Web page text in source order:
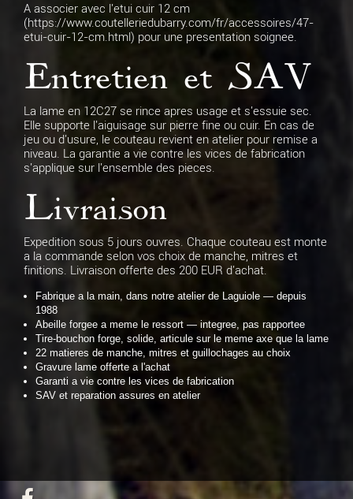
A associer avec l'etui cuir 12 cm
(https://www.coutelleriedubarry.com/fr/accessoires/47-
etui-cuir-12-cm.html) pour une presentation soignee.
Entretien et SAV
La lame en 12C27 se rince apres usage et s'essuie sec.
Elle supporte l'aiguisage sur pierre fine ou cuir. En cas de
jeu ou d'usure, le couteau revient en atelier pour remise a
niveau. La garantie a vie contre les vices de fabrication
s'applique sur l'ensemble des pieces.
Livraison
Expedition sous 5 jours ouvres. Chaque couteau est monte
a la commande selon vos choix de manche, mitres et
finitions. Livraison offerte des 200 EUR d'achat.
Fabrique a la main, dans notre atelier de Laguiole — depuis
1988
Abeille forgee a meme le ressort — integree, pas rapportee
Tire-bouchon forge, solide, articule sur le meme axe que la lame
22 matieres de manche, mitres et guillochages au choix
Gravure lame offerte a l'achat
Garanti a vie contre les vices de fabrication
SAV et reparation assures en atelier